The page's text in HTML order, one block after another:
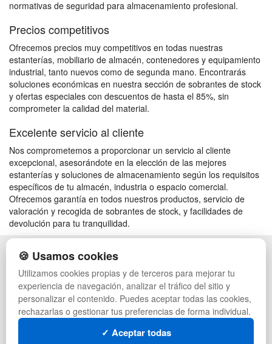
normativas de seguridad para almacenamiento profesional.
Precios competitivos
Ofrecemos precios muy competitivos en todas nuestras
estanterías, mobiliario de almacén, contenedores y equipamiento
industrial, tanto nuevos como de segunda mano. Encontrarás
soluciones económicas en nuestra sección de sobrantes de stock
y ofertas especiales con descuentos de hasta el 85%, sin
comprometer la calidad del material.
Excelente servicio al cliente
Nos comprometemos a proporcionar un servicio al cliente
excepcional, asesorándote en la elección de las mejores
estanterías y soluciones de almacenamiento según los requisitos
específicos de tu almacén, industria o espacio comercial.
Ofrecemos garantía en todos nuestros productos, servicio de
valoración y recogida de sobrantes de stock, y facilidades de
devolución para tu tranquilidad.
POLÍTICA DE PRIVACIDAD
CONDICIONES DE USO
CAMBIOS Y DEVOLUCIONES
CONTACTO
QUIENES SOMOS
MAPA WEB
PREGUNTAS FRECUENTES
PALETS DE PLÁSTICO
MANUTENCIÓN
GESTIÓN DE RESIDUOS
PALETS
CONTENEDORES DE PLÁSTICO
LIQUIDACIÓN Y SOBRANTES
🍪 Usamos cookies
Utilizamos cookies propias y de terceros para mejorar tu
experiencia de navegación, analizar el tráfico del sitio y
personalizar el contenido. Puedes aceptar todas las cookies,
rechazarlas o gestionar tus preferencias de forma individual.
✓ Aceptar todas